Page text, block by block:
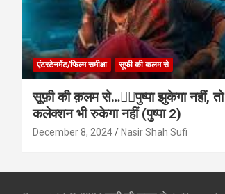
एंटरटेनमेंट/फिल्म समीक्षा सूफी की कलम से
सूफ़ी की क़लम से…✍🏻पुष्पा झुकेगा नहीं, तो
कलेक्शन भी रुकेगा नहीं (पुष्पा 2)
December 8, 2024 Nasir Shah Sufi